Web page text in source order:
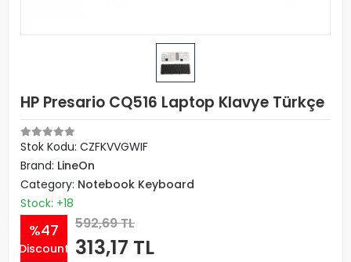
HP Presario CQ516 Laptop Klavye Türkçe
Stok Kodu: CZFKVVGWIF
Brand: LineOn
Category: Notebook Keyboard
Stock: +18
%47
Discount
592,69 TL
313,17 TL